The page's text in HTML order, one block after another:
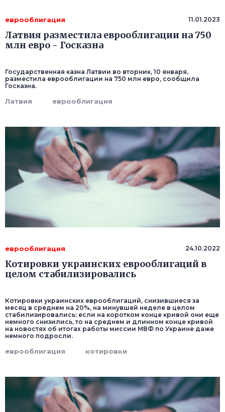
еврооблигация 11.01.2023
Латвия разместила еврооблигации на 750
млн евро - Госказна
Государственная казна Латвии во вторник, 10 января,
разместила еврооблигации на 750 млн евро, сообщила
Госказна.
Латвия еврооблигация
еврооблигация 24.10.2022
Котировки украинских еврооблигаций в
целом стабилизировались
Котировки украинских еврооблигаций, снизившиеся за
месяц в среднем на 20%, на минувшей неделе в целом
стабилизировались: если на коротком конце кривой они еще
немного снизились, то на среднем и длинном конце кривой
на новостях об итогах работы миссии МВФ по Украине даже
немного подросли.
еврооблигация котировки